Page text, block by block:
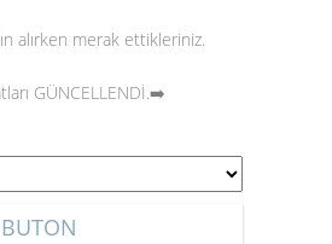
alırken merak ettikleriniz.
GÜNCELLENDİ.➡️